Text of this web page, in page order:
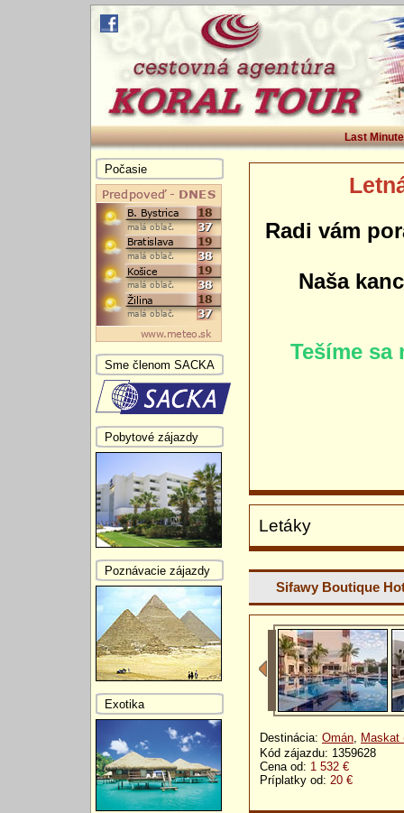
Last Minute
Radi vám
Naša
Tešíme sa
Letáky
Sifawy Boutique
Destinácia: Omán, Maskat
Kód zájazdu: 1359628
Cena od: 1 532 €
Príplatky od: 20 €
Počasie
Sme členom SACKA
Pobytové zájazdy
Poznávacie zájazdy
Exotika